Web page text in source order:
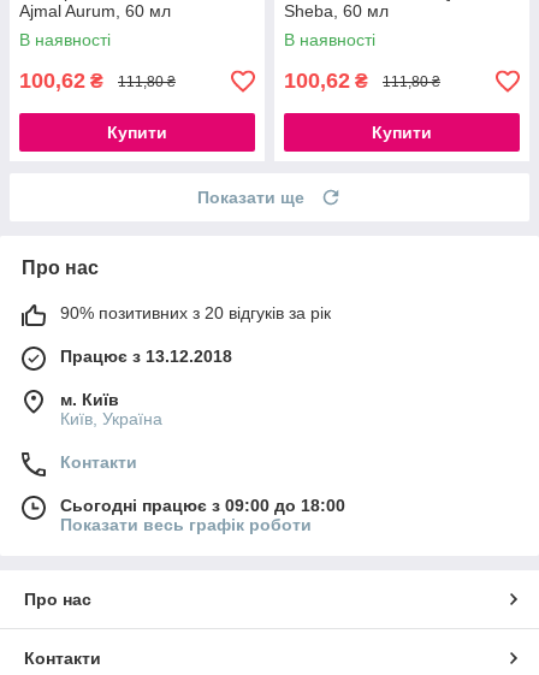
Ajmal Aurum, 60 мл
В наявності
100,62 ₴ 111,80 ₴
Купити
Sheba, 60 мл
В наявності
100,62 ₴ 111,80 ₴
Купити
Показати ще
Про нас
90% позитивних з 20 відгуків за рік
Працює з 13.12.2018
м. Київ
Київ, Україна
Контакти
Сьогодні працює з 09:00 до 18:00
Показати весь графік роботи
Про нас
Контакти